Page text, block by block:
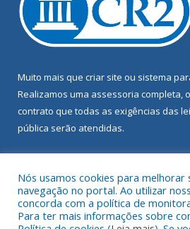
Muito mais que criar site ou sistema
Realizamos uma assessoria completa,
contrato que todas as exigências das
pública serão atendidas.
Nós usamos cookies para melhorar
navegação no portal. Ao utilizar
concorda com a política de
Para ter mais informações sobre